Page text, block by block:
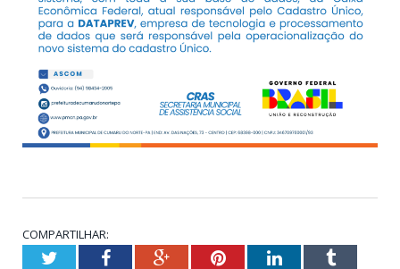
COMPARTILHAR:
TwitterFacebookGoogle+PinterestLinkedInTumblr